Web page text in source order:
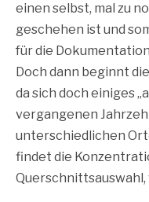
einen selbst, mal zu
geschehen ist und
für die
Doch dann beginnt
da sich doch einiges
vergangenen
unterschiedlichen
findet die